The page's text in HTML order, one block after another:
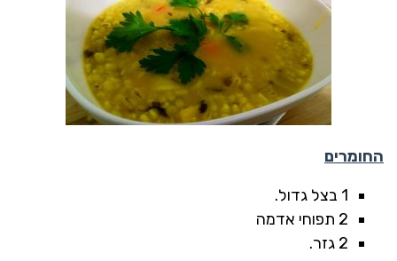
החומרים
1 בצל גדול.
2 תפוחי אדמה
2 גזר.